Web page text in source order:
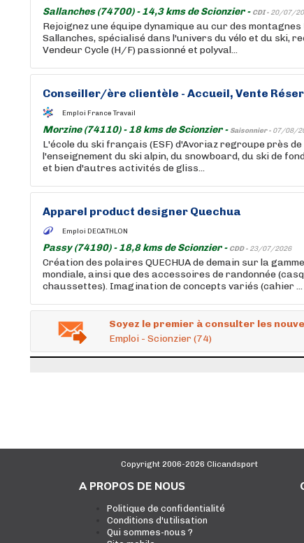
Sallanches (74700) - 14,3 kms de Scionzier - CDI - 20/07/
Rejoignez une équipe dynamique au cur des
Sallanches, spécialisé dans l'univers du vélo et du ski,
Vendeur Cycle (H/F) passionné et polyval...
Conseiller/ère clientèle - Accueil, Vente
Emploi France Travail
Morzine (74110) - 18 kms de Scionzier - Saisonnier - 07/08/
L'école du ski français (ESF) d'Avoriaz regroupe près
l'enseignement du ski alpin, du snowboard, du ski de
et bien d'autres activités de gliss...
Apparel product designer Quechua
Emploi DECATHLON
Passy (74190) - 18,8 kms de Scionzier - CDD - 23/07/2026
Création des polaires QUECHUA de demain sur la
mondiale, ainsi que des accessoires de randonnée
chaussettes). Imagination de concepts variés (cahier ...
Soyez le premier à consulter les
Emploi - Scionzier (74)
Copyright 2006-2026 Clicandsport
A PROPOS DE NOUS
Politique de confidentialité
Conditions d'utilisation
Qui sommes-nous ?